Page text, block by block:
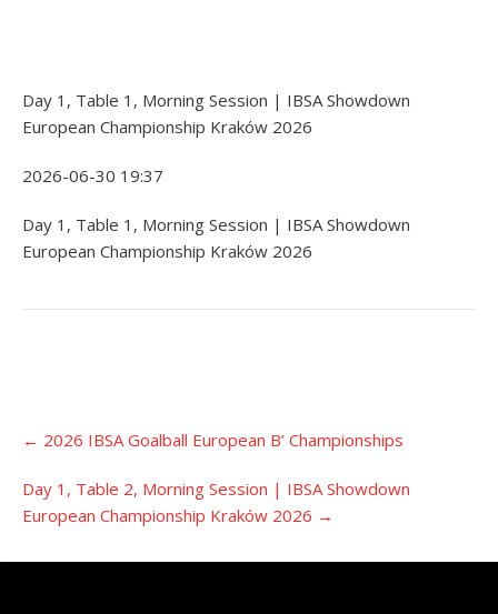
Day 1, Table 1, Morning Session | IBSA Showdown
European Championship Kraków 2026
2026-06-30 19:37
Day 1, Table 1, Morning Session | IBSA Showdown
European Championship Kraków 2026
navigacija
← 2026 IBSA Goalball European B’ Championships
Day 1, Table 2, Morning Session | IBSA Showdown
European Championship Kraków 2026 →